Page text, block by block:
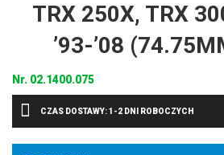
TRX 250X, TRX
’93-’08
Nr. 02.1400.075
CZAS DOSTAWY: 1-2 DNI ROBOCZYCH